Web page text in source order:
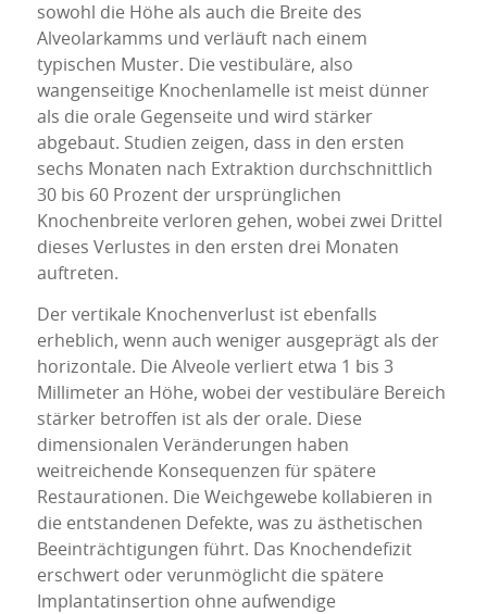
sowohl die Höhe als auch die Breite des
Alveolarkamms und verläuft nach einem
typischen Muster. Die vestibuläre, also
wangenseitige Knochenlamelle ist meist dünner
als die orale Gegenseite und wird stärker
abgebaut. Studien zeigen, dass in den ersten
sechs Monaten nach Extraktion durchschnittlich
30 bis 60 Prozent der ursprünglichen
Knochenbreite verloren gehen, wobei zwei Drittel
dieses Verlustes in den ersten drei Monaten
auftreten.
Der vertikale Knochenverlust ist ebenfalls
erheblich, wenn auch weniger ausgeprägt als der
horizontale. Die Alveole verliert etwa 1 bis 3
Millimeter an Höhe, wobei der vestibuläre Bereich
stärker betroffen ist als der orale. Diese
dimensionalen Veränderungen haben
weitreichende Konsequenzen für spätere
Restaurationen. Die Weichgewebe kollabieren in
die entstandenen Defekte, was zu ästhetischen
Beeinträchtigungen führt. Das Knochendefizit
erschwert oder verunmöglicht die spätere
Implantatinsertion ohne aufwendige